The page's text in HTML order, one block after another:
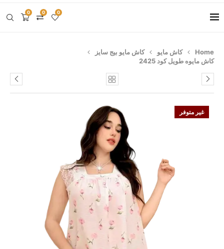
0 0 0
Home كاش مايو
كاش مايو بيج سايز
كاش مايوه طويل كود 2425
غير متوفر